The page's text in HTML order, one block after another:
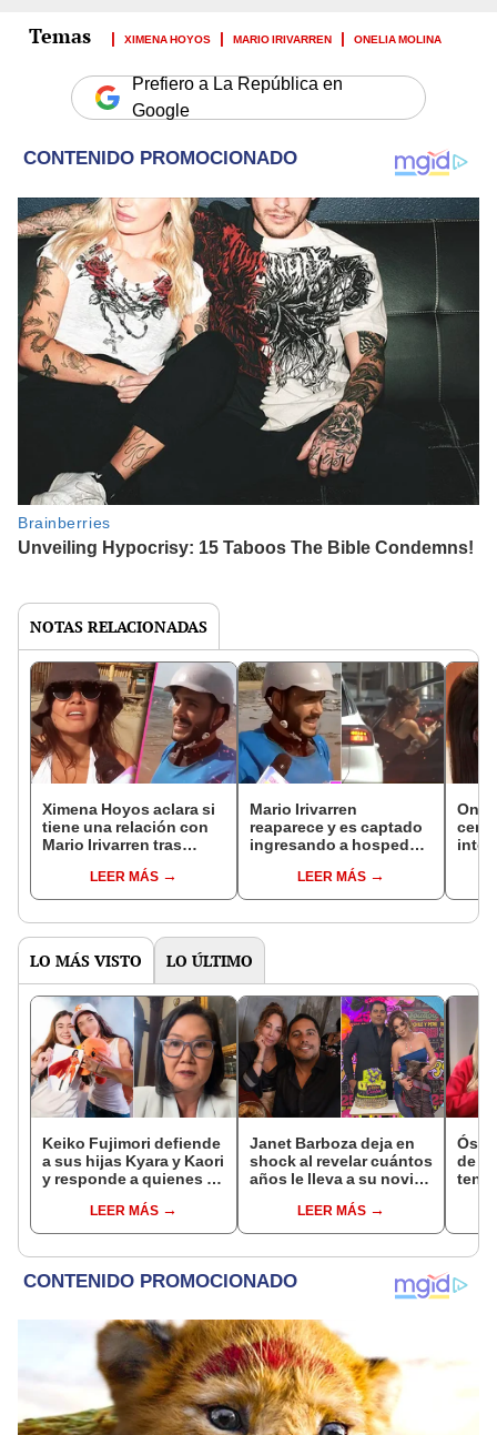
XIMENA HOYOS MARIO IRIVARREN ONELIA MOLINA
Prefiero a La República en
Google
NOTAS RELACIONADAS
Ximena Hoyos aclara si
tiene una relación con
Mario Irivarren tras
“No tenemos nada que
ocultar"
LEER MÁS
Mario Irivarren
reaparece y es captado
ingresando a hospedaje
televisión, según ‘Amor
y fuego’
LEER MÁS
LO MÁS VISTO LO ÚLTIMO
Keiko Fujimori defiende
a sus hijas Kyara y Kaori
y responde a quienes la
“No pueden decirme”
LEER MÁS
Janet Barboza deja en
shock al revelar cuántos
años le lleva a su novio
plenitud”LEER MÁS
de